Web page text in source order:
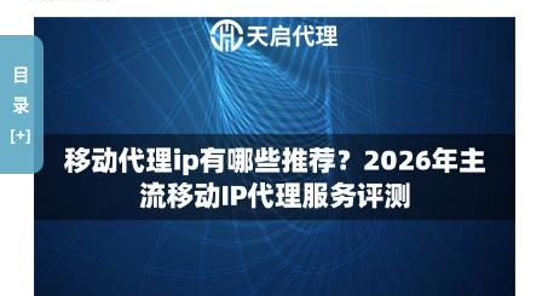
目
录
[+]